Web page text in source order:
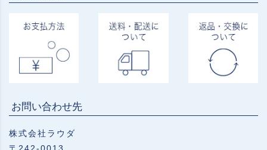
お問い合わせ先
株式会社ラウダ